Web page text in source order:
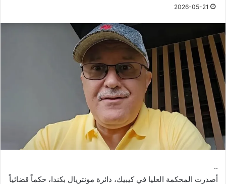
2026-05-21
..
أصدرت المحكمة العليا في كيبيك، دائرة مونتريال بكندا، حكماً قضائياً